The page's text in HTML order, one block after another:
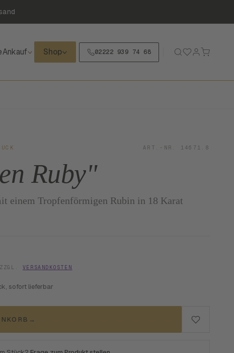
Ankauf Shop 02222 939 74 68
ART.-NR. 14671.8
Ruby"
einem Tropfenförmigen Rubin in 18 Karat
VERSANDKOSTEN
sofort lieferbar
→